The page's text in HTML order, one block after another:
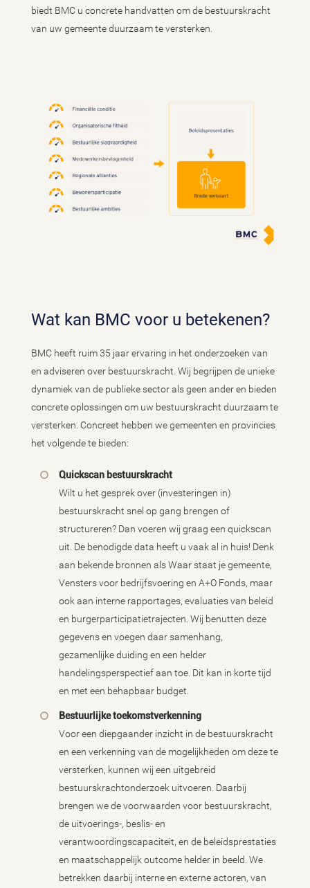
biedt BMC u concrete handvatten om de bestuurskracht
van uw gemeente duurzaam te versterken.
Wat kan BMC voor u betekenen?
BMC heeft ruim 35 jaar ervaring in het onderzoeken van
en adviseren over bestuurskracht. Wij begrijpen de unieke
dynamiek van de publieke sector als geen ander en bieden
concrete oplossingen om uw bestuurskracht duurzaam te
versterken. Concreet hebben we gemeenten en provincies
het volgende te bieden:
Quickscan bestuurskracht
Wilt u het gesprek over (investeringen in)
bestuurskracht snel op gang brengen of
structureren? Dan voeren wij graag een quickscan
uit. De benodigde data heeft u vaak al in huis! Denk
aan bekende bronnen als Waar staat je gemeente,
Vensters voor bedrijfsvoering en A+O Fonds, maar
ook aan interne rapportages, evaluaties van beleid
en burgerparticipatietrajecten. Wij benutten deze
gegevens en voegen daar samenhang,
gezamenlijke duiding en een helder
handelingsperspectief aan toe. Dit kan in korte tijd
en met een behapbaar budget.
Bestuurlijke toekomstverkenning
Voor een diepgaander inzicht in de bestuurskracht
en een verkenning van de mogelijkheden om deze te
versterken, kunnen wij een uitgebreid
bestuurskrachtonderzoek uitvoeren. Daarbij
brengen we de voorwaarden voor bestuurskracht,
de uitvoerings-, beslis- en
verantwoordingscapaciteit, en de beleidsprestaties
en maatschappelijk outcome helder in beeld. We
betrekken daarbij interne en externe actoren, van